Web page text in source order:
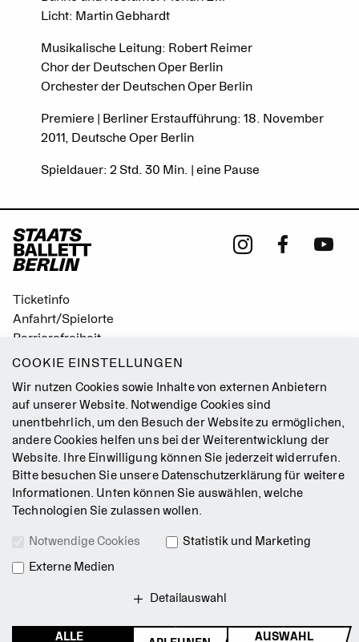
Licht: Martin Gebhardt
Musikalische Leitung: Robert Reimer
Chor der Deutschen Oper Berlin
Orchester der Deutschen Oper Berlin
Premiere | Berliner Erstaufführung: 18. November
2011, Deutsche Oper Berlin
Spieldauer: 2 Std. 30 Min. | eine Pause
Ticketinfo
Anfahrt/Spielorte
Barrierefreiheit
Leichte Sprache
Leitbild
Presse
Jobs
Kontakt
Newsletter
AGB
Datenschutz
COOKIE EINSTELLUNGEN
Wir nutzen Cookies sowie Inhalte von externen Anbietern
auf unserer Website. Notwendige Cookies sind
unentbehrlich, um den Besuch der Website zu ermöglichen,
andere Cookies helfen uns bei der Weiterentwicklung der
Website. Ihre Einwilligung können Sie jederzeit widerrufen.
Bitte besuchen Sie unsere Datenschutzerklärung für weitere
Informationen. Unten können Sie auswählen, welche
Technologien Sie zulassen wollen.
Notwendige Cookies
Statistik und Marketing
Externe Medien
Detailauswahl
ALLE AUSWAHL